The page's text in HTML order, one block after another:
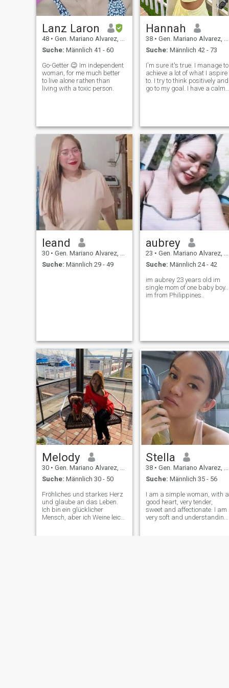
Lanz Laron
48 • Gen. Mariano Alvarez, Cavite, Philippinen
Suche: Männlich 41 - 60
Go-Getter 😉 Im independent
woman, for me much better
to live alone rathen than
living with a toxic person.
Hannah
38 • Gen. Mariano Alvarez, Cavite, Philippinen
Suche: Männlich 42 - 73
I'm sure it's true. I manage to
achieve a lot of what I aspire
to. I try to think positively and
go to my goal. I have a calm
cooking
leand
30 • Gen. Mariano Alvarez, Cavite, Philippinen
Suche: Männlich 29 - 49
aubrey
23 • Gen. Mariano Alvarez, Cavite, Philippinen
Suche: Männlich 24 - 42
im aubrey 23 years old im
single mom of one baby boy..
im from Philippines..
Melody
30 • Gen. Mariano Alvarez, Cavite, Philippinen
Suche: Männlich 30 - 50
Fröhliches und starkes Herz
und glaube an das Leben.
Ich bin ein glücklicher
Mensch, aber ich Weine leicht
Stella
38 • Gen. Mariano Alvarez, Cavite, Philippinen
Suche: Männlich 35 - 56
I am a simple woman, with a
good heart, very tender,
sweet and affectionate. I am
very soft and understanding